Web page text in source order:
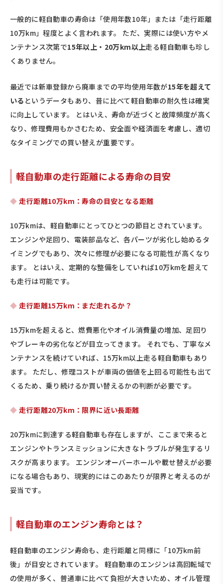
一般的に軽自動車の寿命は「使用年数10年」または「走行距離
10万km」程度とよく言われます。 ただ、実際には使い方やメ
ンテナンス次第で15年以上・20万km以上走る軽自動車も珍し
くありません。
最近では新車登録から廃車までの平均使用年数が15年を超えて
いる というデータもあり、昔に比べて軽自動車の耐久性は確実
に向上しています。 とはいえ、寿命が近づくと故障頻度が高く
なり、修理費用もかさむため、安全面や経済面を考慮し、適切
なタイミングでの買い替えが重要です。
軽自動車の走行距離による寿命の目安
走行距離10万km：寿命の目安となる距離
10万kmは、軽自動車にとってひとつの節目とされています。
エンジンや足回り、電装部品など、各パーツが劣化し始めるタ
イミングでもあり、次々に修理が必要になる可能性が高くなり
ます。 とはいえ、定期的な整備をしていれば10万kmを超えて
も走行は可能です。
走行距離15万km：まだ走れるか？
15万kmを超えると、燃費悪化やオイル消費量の増加、足回り
やブレーキの劣化などが目立ってきます。 それでも、丁寧なメ
ンテナンスを続けていれば、15万km以上走る軽自動車もあり
ます。 ただし、修理コストが車両の価値を上回る可能性も出て
くるため、乗り続けるか買い替えるかの判断が必要です。
走行距離20万km：限界に近い長距離
20万kmに到達する軽自動車も存在しますが、ここまで来ると
エンジンやトランスミッションに大きなトラブルが発生するリ
スクが高まります。 エンジンオーバーホールや載せ替えが必要
になる場合もあり、現実的にはこのあたりが限界と考えるのが
妥当です。
軽自動車のエンジン寿命とは？
軽自動車のエンジン寿命も、走行距離と同様に「10万km前
後」が目安とされています。 軽自動車のエンジンは高回転域で
の使用が多く、普通車に比べて負担が大きいため、オイル管理